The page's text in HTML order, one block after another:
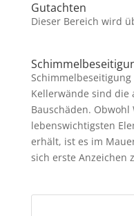
Gutachten
Dieser Bereich wird
Kellerwände sind
Bauschäden.
lebenswichtigsten
erhält, ist es im
sich erste Anzeichen